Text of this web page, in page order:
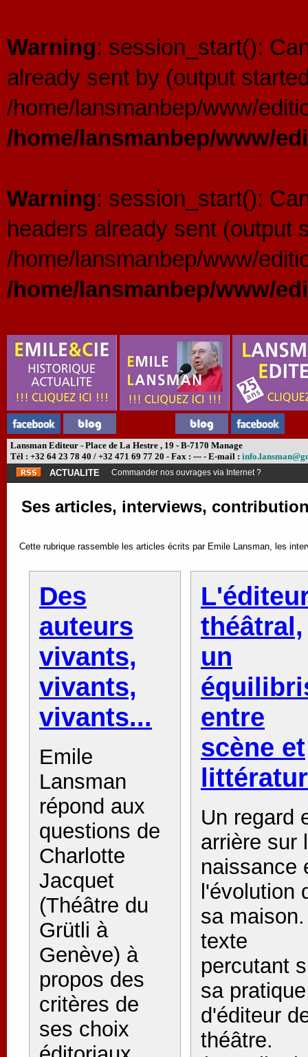
Warning: session_start():
already sent by (output
/home/lansmanbep/www/
/home/lansmanbep/www/
Warning: session_start():
headers already sent (output
/home/lansmanbep/www/
/home/lansmanbep/www/
Lansman Editeur - Place de La Hestre , 19 - B-7170 Manage
Tél : +32 64 23 78 40 / +32 471 69 77 20 - Fax : --- - E-mail :
ACTUALITE
Abonnement théâtre ?
Ses articles, interviews,
Cette rubrique rassemble les articles écrits par Emile Lansman, les
Des
auteurs
vivants,
vivants,
vivants...
Emile
Lansman
répond aux
questions de
Charlotte
Jacquet
(Théâtre du
Grütli à
Genève) à
propos des
critères de
ses choix
théâtral,
un
entre
scène et
Un regard
arrière sur
naissance
l'évolution
sa
texte
percutant
sa pratique
d'éditeur
théâtre.